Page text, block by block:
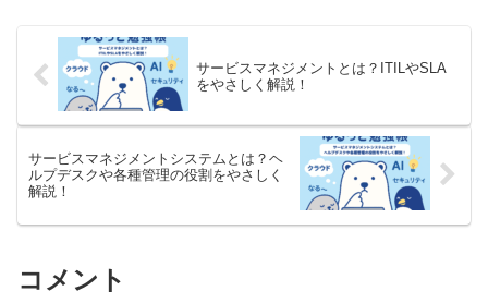
サービスマネジメントとは？ITILやSLA
をやさしく解説！
サービスマネジメントシステムとは？ヘ
ルプデスクや各種管理の役割をやさしく
解説！
コメント